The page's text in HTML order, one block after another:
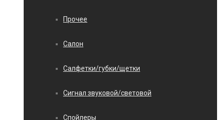
Прочее
Салон
Салфетки/губки/щетки
Сигнал звуковой/световой
Спойлеры